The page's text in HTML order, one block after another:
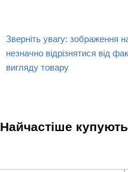
Зверніть увагу: зображення
незначно відрізнятися від
вигляду товару
Найчастіше купують